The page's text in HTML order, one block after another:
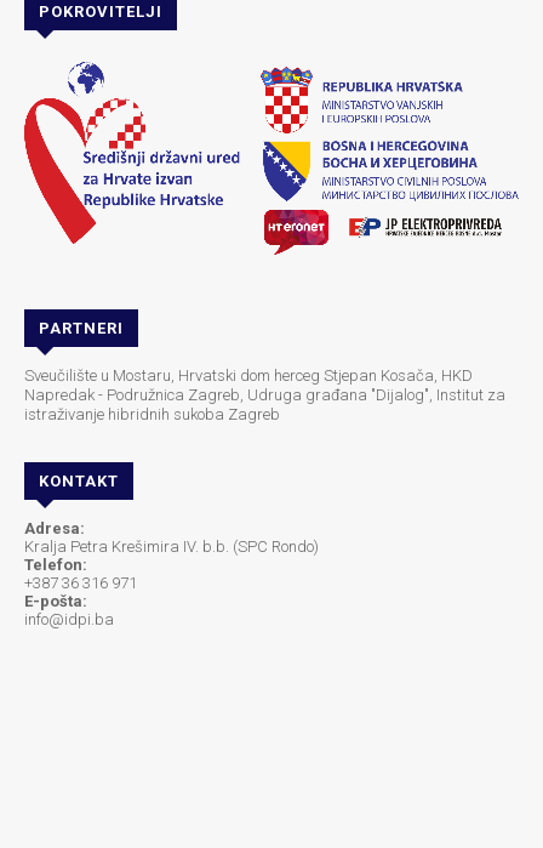
POKROVITELJI
PARTNERI
Sveučilište u Mostaru, Hrvatski dom herceg Stjepan Kosača, HKD
Napredak - Podružnica Zagreb, Udruga građana "Dijalog", Institut za
istraživanje hibridnih sukoba Zagreb
KONTAKT
Adresa:
Kralja Petra Krešimira IV. b.b. (SPC Rondo)
Telefon:
+387 36 316 971
E-pošta:
info@idpi.ba